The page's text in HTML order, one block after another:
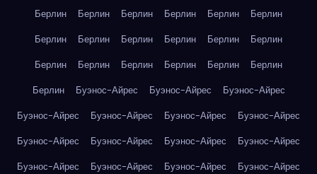
Берлин Берлин Берлин Берлин Берлин
Берлин
Берлин
Берлин Берлин Берлин Берлин
Берлин
Берлин
Берлин Берлин Берлин Берлин
Берлин
Берлин
Буэнос-Айрес Буэнос-Айрес
Буэнос-Айрес
Буэнос-Айрес
Буэнос-Айрес Буэнос-Айрес
Буэнос-Айрес
Буэнос-Айрес
Буэнос-Айрес Буэнос-Айрес
Буэнос-Айрес
Буэнос-Айрес
Буэнос-Айрес Буэнос-Айрес
Буэнос-Айрес